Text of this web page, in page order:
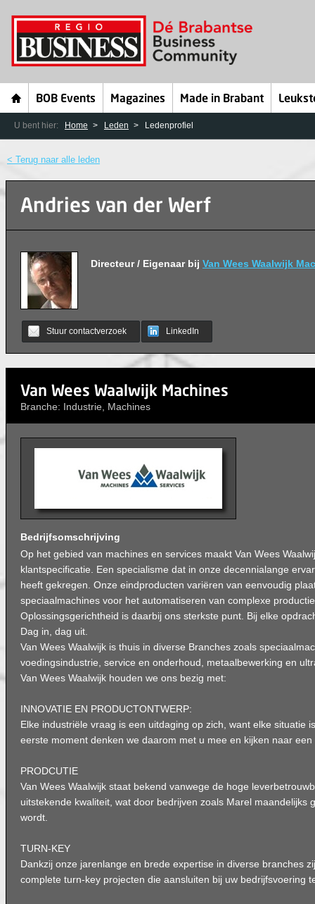
BOB Events Magazines Made in Brabant
U bent hier: Home Leden Ledenprofiel
< Terug naar alle leden
Andries van der Werf
Directeur / Eigenaar bij Van Wees Waalwijk
Stuur contactverzoek LinkedIn
Van Wees Waalwijk Machines
Branche: Industrie, Machines
Bedrijfsomschrijving
Op het gebied van machines en services maakt Van Wees
klantspecificatie. Een specialisme dat in onze decennialange
heeft gekregen. Onze eindproducten variëren van eenvoudig
speciaalmachines voor het automatiseren van complexe
Oplossingsgerichtheid is daarbij ons sterkste punt. Bij elke
Dag in, dag uit.
Van Wees Waalwijk is thuis in diverse Branches zoals
voedingsindustrie, service en onderhoud, metaalbewerking en
Van Wees Waalwijk houden we ons bezig met:
INNOVATIE EN PRODUCTONTWERP:
Elke industriële vraag is een uitdaging op zich, want elke situatie
eerste moment denken we daarom met u mee en kijken naar
PRODCUTIE
Van Wees Waalwijk staat bekend vanwege de hoge
uitstekende kwaliteit, wat door bedrijven zoals Marel maandelijks
wordt.
TURN-KEY
Dankzij onze jarenlange en brede expertise in diverse branches
complete turn-key projecten die aansluiten bij uw bedrijfsvoering